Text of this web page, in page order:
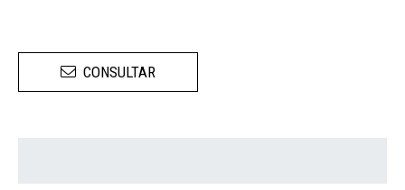
CONSULTAR